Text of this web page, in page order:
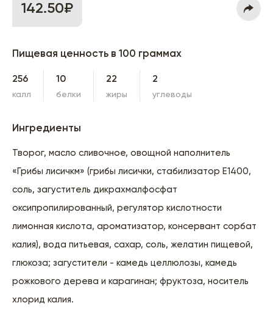
142.50₽
Пищевая ценность в 100 граммах
256
калл
10
белки
22
жиры
2
углеводы
Ингредиенты
Творог, масло сливочное, овощной наполнитель
«Грибы лисичкм» (грибы лисички, стабилизатор Е1400,
соль, загуститель дикрахмалфосфат
оксипропилированный, регулятор кислотности
лимонная кислота, ароматизатор, консервант сорбат
калия), вода питьевая, сахар, соль, желатин пищевой,
глюкоза; загустители - камедь целлюлозы, камедь
рожкового дерева и карагинан; фруктоза, носитель
хлорид калия.